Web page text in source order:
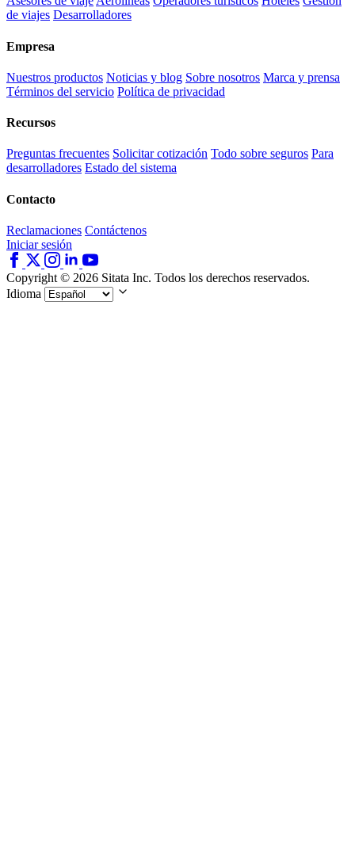
de viajes Desarrolladores
Empresa
Nuestros productos Noticias y blog Sobre nosotros Marca y prensa
Términos del servicio Política de privacidad
Recursos
Preguntas frecuentes Solicitar cotización Todo sobre seguros Para
desarrolladores Estado del sistema
Contacto
Reclamaciones Contáctenos
Iniciar sesión
Copyright © 2026 Sitata Inc. Todos los derechos reservados.
Idioma